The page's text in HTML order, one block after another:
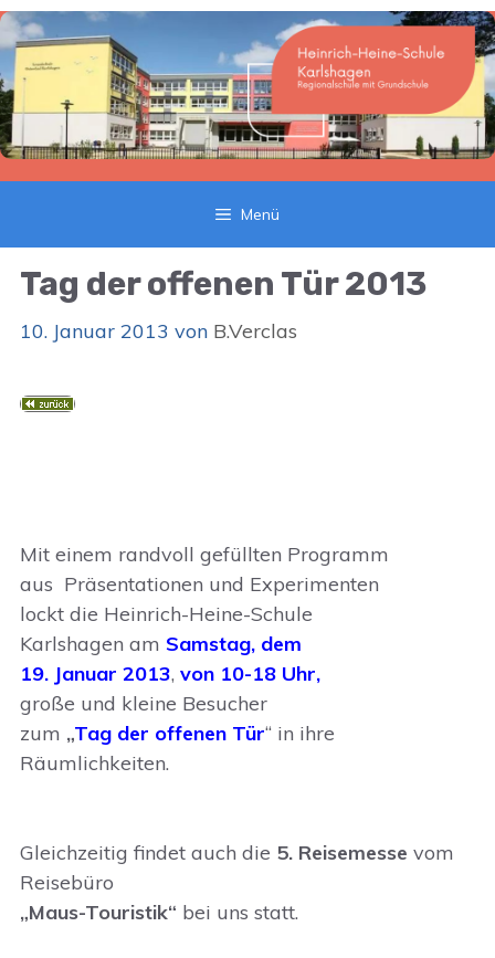
Zum
Inhalt
springen
Menü
Tag der offenen Tür 2013
10. Januar 2013 von B.Verclas
Mit einem randvoll gefüllten Programm
aus Präsentationen und Experimenten
lockt die Heinrich-Heine-Schule
Karlshagen am Samstag, dem
19. Januar 2013, von 10-18 Uhr,
große und kleine Besucher
zum „Tag der offenen Tür“ in ihre
Räumlichkeiten.
Gleichzeitig findet auch die 5. Reisemesse vom
Reisebüro
„Maus-Touristik“ bei uns statt.